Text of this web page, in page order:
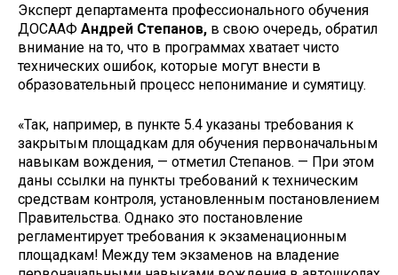
Эксперт департамента профессионального обучения
ДОСААФ Андрей Степанов, в свою очередь, обратил
внимание на то, что в программах хватает чисто
технических ошибок, которые могут внести в
образовательный процесс непонимание и сумятицу.
«Так, например, в пункте 5.4 указаны требования к
закрытым площадкам для обучения первоначальным
навыкам вождения, — отметил Степанов. — При этом
даны ссылки на пункты требований к техническим
средствам контроля, установленным постановлением
Правительства. Однако это постановление
регламентирует требования к экзаменационным
площадкам! Между тем экзаменов на владение